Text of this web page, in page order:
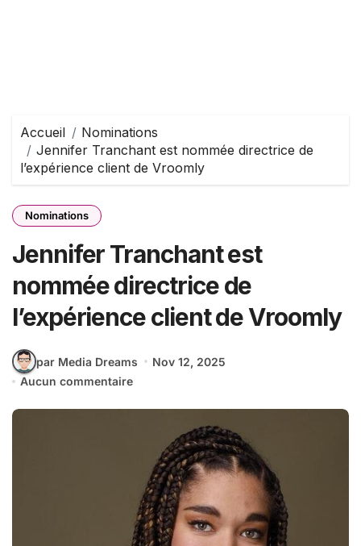
Accueil
Nominations
Jennifer Tranchant est nommée directrice de
l’expérience client de Vroomly
Nominations
Jennifer Tranchant est
nommée directrice de
l’expérience client de Vroomly
par Media Dreams
Nov 12, 2025
Aucun commentaire